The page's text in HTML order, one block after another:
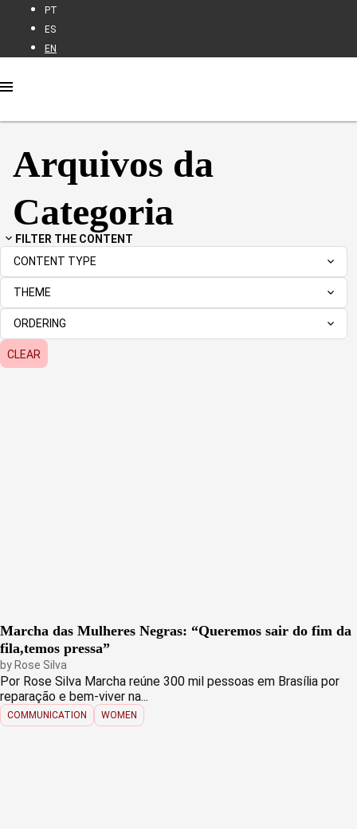
PT
ES
EN
Arquivos da
Categoria
Magazine
FILTER THE CONTENT
CONTENT TYPE
THEME
ORDERING
CLEAR
Marcha das Mulheres Negras: “Queremos sair do fim da
fila,temos pressa”
by Rose Silva
Por Rose Silva Marcha reúne 300 mil pessoas em Brasília por
reparação e bem-viver na...
COMMUNICATION WOMEN